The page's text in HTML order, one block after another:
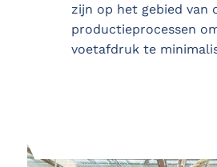
zijn op het gebied van
productieprocessen
voetafdruk te